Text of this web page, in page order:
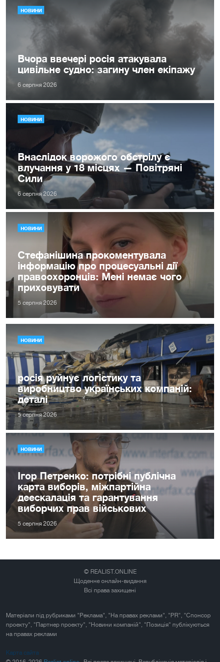
НОВИНИ
Вчора ввечері росія атакувала
цивільне судно: загину член екіпажу
6 серпня 2026
НОВИНИ
Внаслідок ворожого обстрілу є
влучання у 18 місцях — Повітряні
Сили
6 серпня 2026
НОВИНИ
Стефанішина прокоментувала
інформацію про процесуальні дії
правоохоронців: Мені немає чого
приховувати
5 серпня 2026
НОВИНИ
росія руйнує логістику та
виробництво українських компаній:
деталі
5 серпня 2026
НОВИНИ
Ігор Петренко: потрібні публічна
карта виборів, міжпартійна
деескалація та гарантування
виборчих прав військових
5 серпня 2026
© REALIST.ONLINE
Щоденне онлайн-видання
Всі права захищені
Матеріали під рубриками "Реклама", "На правах реклами", "PR", "Спонсор
проекту", "Партнер проекту", "Новини компаній", "Позиція" публікуються
на правах реклами
Карта сайта